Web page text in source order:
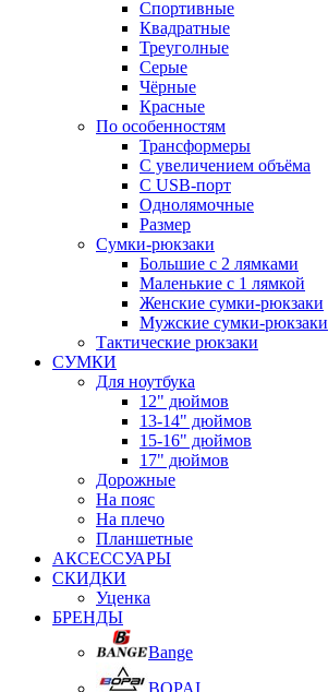
Спортивные
Квадратные
Треуголные
Серые
Чёрные
Красные
По особенностям
Трансформеры
С увеличением объёма
С USB-порт
Однолямочные
Размер
Сумки-рюкзаки
Большие с 2 лямками
Маленькие с 1 лямкой
Женские сумки-рюкзаки
Мужские сумки-рюкзаки
Тактические рюкзаки
СУМКИ
Для ноутбука
12" дюймов
13-14" дюймов
15-16" дюймов
17" дюймов
Дорожные
На пояс
На плечо
Планшетные
АКСЕССУАРЫ
СКИДКИ
Уценка
БРЕНДЫ
Bange
BOPAI